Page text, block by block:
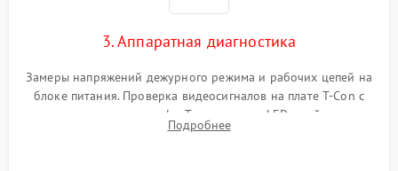
3. Аппаратная диагностика
Замеры напряжений дежурного режима и рабочих цепей на
блоке питания. Проверка видеосигналов на плате T-Con с
помощью осциллографа. Тестирование LED-драйвера и
светодиодных планок подсветки мультиметром.
Подробнее